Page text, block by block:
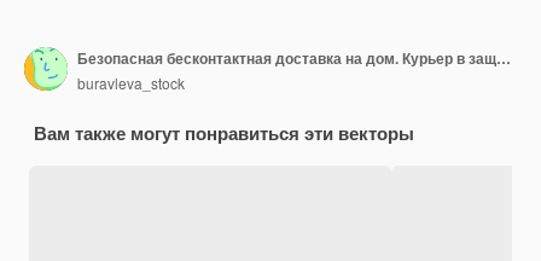
Безопасная бесконтактная доставка на дом. Курьер в защитной маске для лица с сумкой для продуктовых продуктов возле двери. Правила карантина
buravleva_stock
Вам также могут понравиться эти векторы